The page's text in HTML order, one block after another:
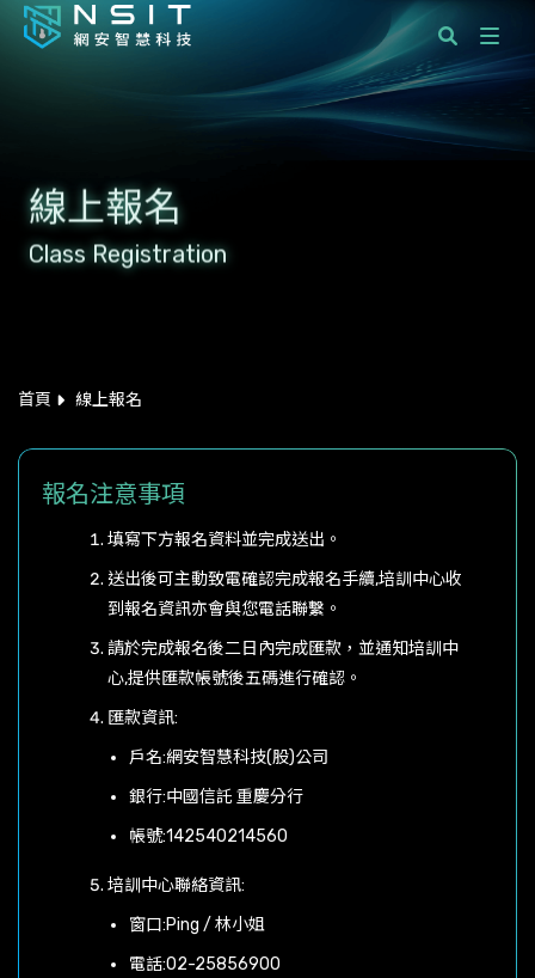
業服務
於網安智慧科技
絡我們
線上報名
Class Registration
首頁 線上報名
報名注意事項
填寫下方報名資料並完成送出。
送出後可主動致電確認完成報名手續,培訓中心收
到報名資訊亦會與您電話聯繫。
請於完成報名後二日內完成匯款，並通知培訓中
心,提供匯款帳號後五碼進行確認。
匯款資訊:
戶名:網安智慧科技(股)公司
銀行:中國信託 重慶分行
帳號:142540214560
培訓中心聯絡資訊:
窗口:Ping / 林小姐
電話:02-25856900